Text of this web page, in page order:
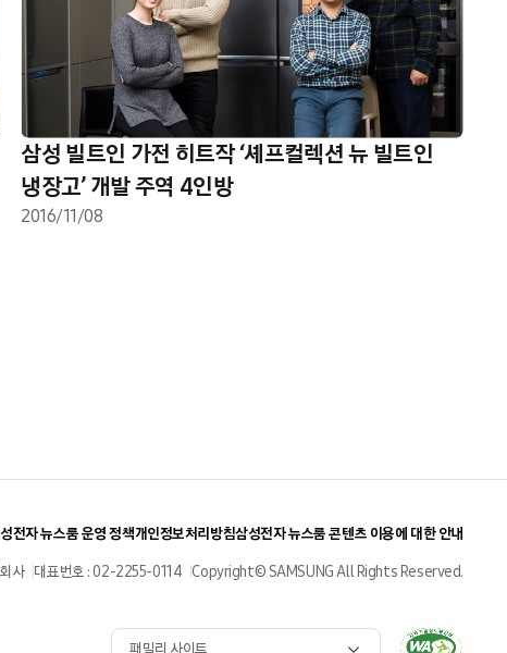
삼성 빌트인 가전 히트작 ‘셰프컬렉션 뉴 빌트인
냉장고’ 개발 주역 4인방
2016/11/08
전자 뉴스룸 운영 정책개인정보처리방침삼성전자 뉴스룸 콘텐츠 이용에 대한 안내
사 대표번호 : 02-2255-0114 Copyright© SAMSUNG All Rights Reserved.